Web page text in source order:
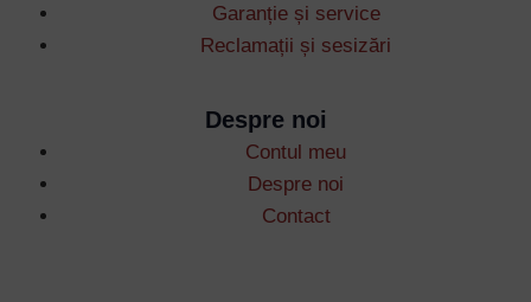
Garanție și service
Reclamații și sesizări
Despre noi
Contul meu
Despre noi
Contact
Username or Email Address